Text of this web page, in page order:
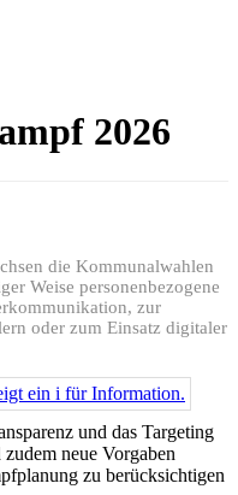
2026
die Kommunalwahlen
Weise personenbezogene
zur
oder zum Einsatz digitaler
und das Targeting
neue Vorgaben
zu berücksichtigen